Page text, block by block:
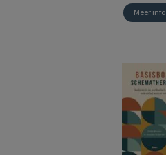
Meer info